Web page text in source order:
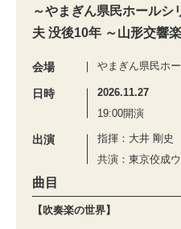
～やまぎん県民ホール
夫 没後10年 ～山形交響
会場 やまぎん県民ホ
日時
2026.11.27
19:00開演
出演
指揮：大井 剛史
共演：東京佼成
曲目
【吹奏楽の世界】